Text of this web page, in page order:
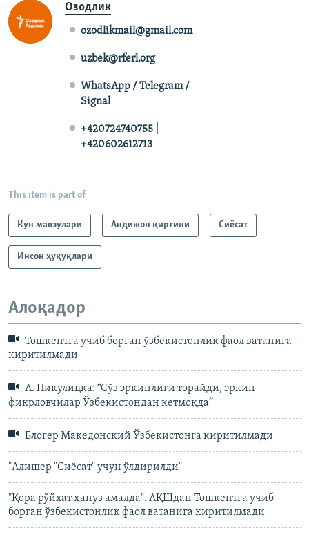
Озодлик
ozodlikmail@gmail.com
uzbek@rferl.org
WhatsApp / Telegram /
Signal
+420724740755 |
+420602612713
This item is part of
Кун мавзулари Андижон қирғини Сиёсат
Инсон ҳуқуқлари
Алоқадор
Тошкентга учиб борган ўзбекистонлик фаол ватанига
киритилмади
А. Пикулицка: “Сўз эркинлиги торайди, эркин
фикрловчилар Ўзбекистондан кетмоқда”
Блогер Македонский Ўзбекистонга киритилмади
"Алишер "Сиëсат" учун ўлдирилди"
"Қора рўйхат ҳануз амалда". АҚШдан Тошкентга учиб
борган ўзбекистонлик фаол ватанига киритилмади